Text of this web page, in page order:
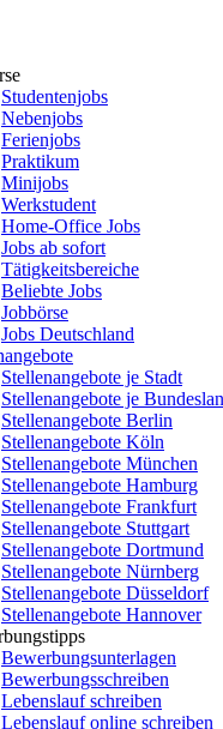
Studentenjobs
Nebenjobs
Ferienjobs
Praktikum
Minijobs
Werkstudent
Home-Office Jobs
Jobs ab sofort
Tätigkeitsbereiche
Beliebte Jobs
Jobbörse
Jobs Deutschland
Stellenangebote je Stadt
Stellenangebote je
Stellenangebote Berlin
Stellenangebote Köln
Stellenangebote München
Stellenangebote Hamburg
Stellenangebote Frankfurt
Stellenangebote Stuttgart
Stellenangebote Dortmund
Stellenangebote Nürnberg
Stellenangebote Düsseldorf
Stellenangebote Hannover
Bewerbungsunterlagen
Bewerbungsschreiben
Lebenslauf schreiben
Lebenslauf online schreiben